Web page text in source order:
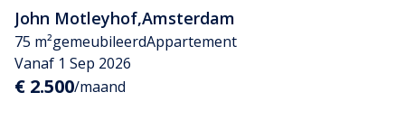
John Motleyhof,Amsterdam
75 m²gemeubileerdAppartement
Vanaf 1 Sep 2026
€ 2.500/maand